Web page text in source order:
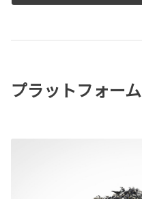
プラットフォーム